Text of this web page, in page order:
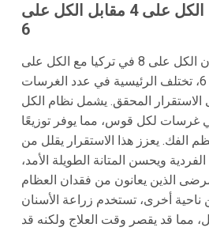
الكل على 8 مقابل الكل على 4 مقابل الكل على
6
عند مقارنة زراعة الأسنان الكل على 8 في تركيا مع الكل على
4 والكل على 6، تختلف الرئيسية في عدد الغرسات
المحقق. يشمل نظام الكل
ثماني غرسات لكل قوس، مما يوفر توزيعًا
الفك. يعزز هذا الاستقرار يقلل من
ويحسن المتانة الطويلة الأمد،
الذين يعانون من فقدان العظام
ناحية أخرى، تستخدم زراعة الأسنان
أقل، مما قد يقصر وقت العلاج ولكنه قد